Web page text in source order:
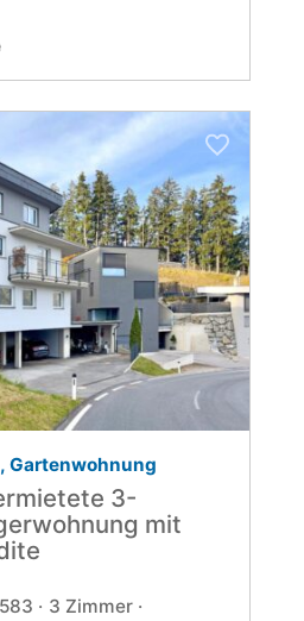
Gartenwohnung
3-
mit
3 Zimmer